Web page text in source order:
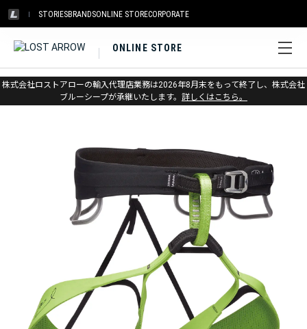
STORIESBRANDSONLINE STORECORPORATE
ONLINE STORE
株式会社ロストアローの輸入代理店業務は2026年8月末をもって終了し、株式会社
ブルーシープが承継いたします。 詳しくはこちら。
ホーム > アウトレット > クライミングギア